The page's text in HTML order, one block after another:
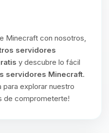
Minecraft con nosotros,
servidores
y descubre lo fácil
servidores Minecraft.
para explorar nuestro
de comprometerte!